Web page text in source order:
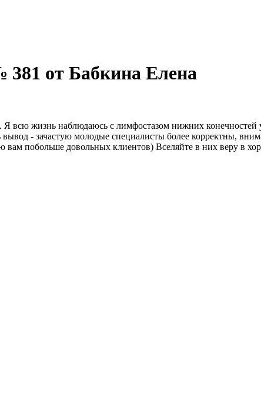
от Бабкина Елена
всю жизнь наблюдаюсь с лимфостазом нижних конечностей
вывод - зачастую молодые специалисты более корректны,
вам побольше довольных клиентов) Вселяйте в них веру в